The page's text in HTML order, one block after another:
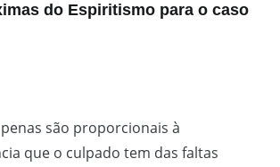
do Espiritismo para o caso
são proporcionais à
que o culpado tem das faltas